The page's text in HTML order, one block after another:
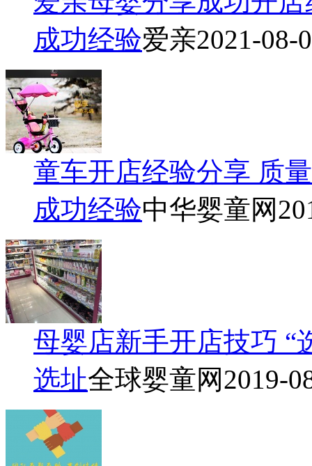
成功经验爱亲2021-08-
童车开店经验分享 质
成功经验中华婴童网
母婴店新手开店技巧 “
选址全球婴童网2019-